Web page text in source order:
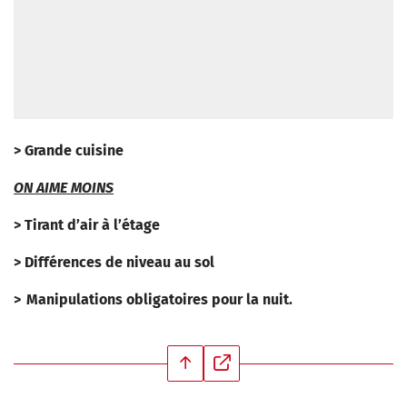
> Grande cuisine
ON AIME MOINS
> Tirant d’air à l’étage
> Différences de niveau au sol
> Manipulations obligatoires pour la nuit.